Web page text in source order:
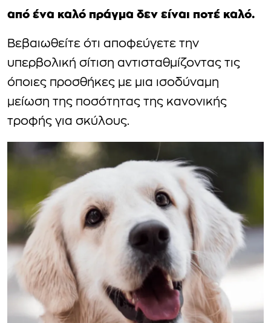
από ένα καλό πράγμα δεν είναι ποτέ καλό.
Βεβαιωθείτε ότι αποφεύγετε την
υπερβολική σίτιση αντισταθμίζοντας τις
όποιες προσθήκες με μια ισοδύναμη
μείωση της ποσότητας της κανονικής
τροφής για σκύλους.